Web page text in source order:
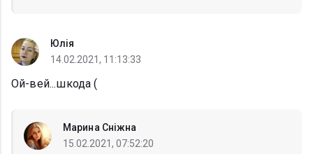
Юлія
14.02.2021, 11:13:33
Ой-вей...шкода (
Марина Сніжна
15.02.2021, 07:52:20